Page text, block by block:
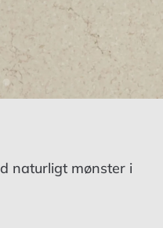
naturligt mønster i